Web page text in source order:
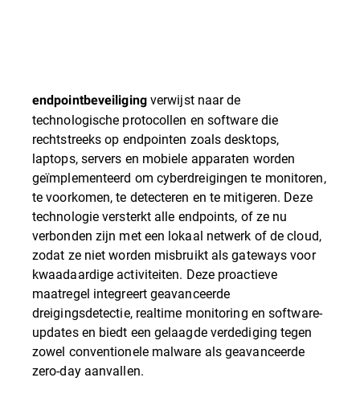
endpointbeveiligingverwijst naar de
technologische protocollen en software die
rechtstreeks op endpointen zoals desktops,
laptops, servers en mobiele apparaten worden
geïmplementeerd om cyberdreigingen te monitoren,
te voorkomen, te detecteren en te mitigeren. Deze
technologie versterkt alle endpoints, of ze nu
verbonden zijn met een lokaal netwerk of de cloud,
zodat ze niet worden misbruikt als gateways voor
kwaadaardige activiteiten. Deze proactieve
maatregel integreert geavanceerde
dreigingsdetectie, realtime monitoring en software-
updates en biedt een gelaagde verdediging tegen
zowel conventionele malware als geavanceerde
zero-day aanvallen.